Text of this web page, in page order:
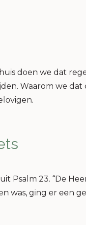
doen we dat
Waarom we dat
Psalm 23. “De
was, ging er een